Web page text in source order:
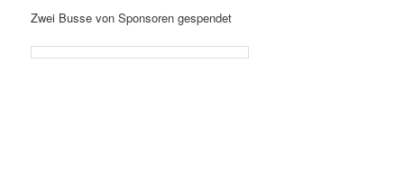
Zwei Busse von Sponsoren gespendet